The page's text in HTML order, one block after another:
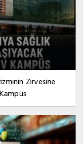
Zirvesine